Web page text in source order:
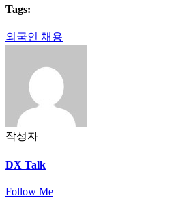
Tags:
외국인 채용
작성자
DX Talk
Follow Me